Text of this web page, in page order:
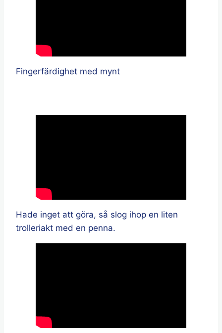
Fingerfärdighet med mynt
Hade inget att göra, så slog ihop en liten
trolleriakt med en penna.